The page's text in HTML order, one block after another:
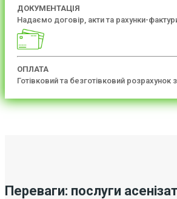
ДОКУМЕНТАЦІЯ
Надаємо договір, акти та рахунки-
ОПЛАТА
Готівковий та безготівковий розрахунок
Переваги: послуги